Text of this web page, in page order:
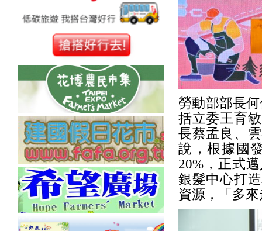
勞動部部長
括立委王育
長蔡孟良、
說，根據國
20%，正式
銀髮中心打
資源，「多